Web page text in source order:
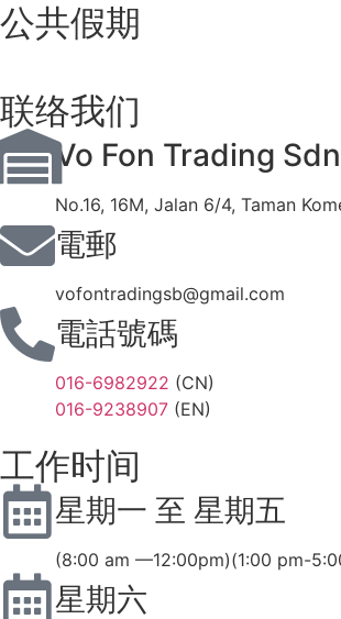
公共假期
联络我们
Vo Fon Trading
No.16, 16M, Jalan 6/4, Taman
電郵
vofontradingsb@gmail.com
電話號碼
016-6982922 (CN)
016-9238907 (EN)
工作时间
星期一 至 星期五
(8:00 am —12:00pm)(1:00 pm-
星期六